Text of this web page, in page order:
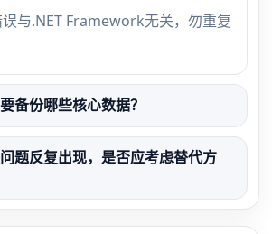
与.NET Framework无关，勿重复
备份哪些核心数据？
题反复出现，是否应考虑替代方